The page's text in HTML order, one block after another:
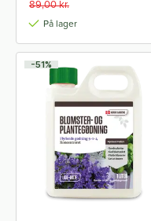
89,00 kr.
På lager
-51%